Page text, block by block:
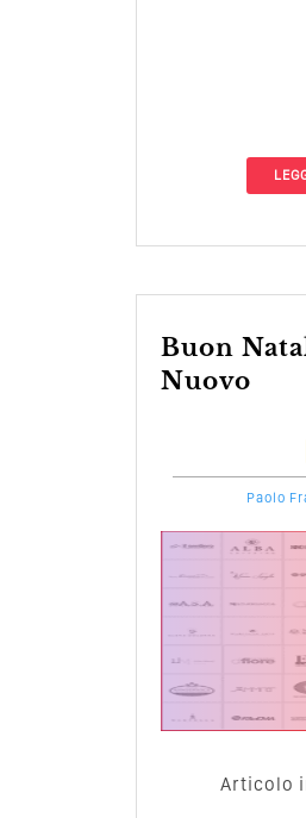
Buon Natale e Felice Anno
Nuovo
Paolo
Articolo